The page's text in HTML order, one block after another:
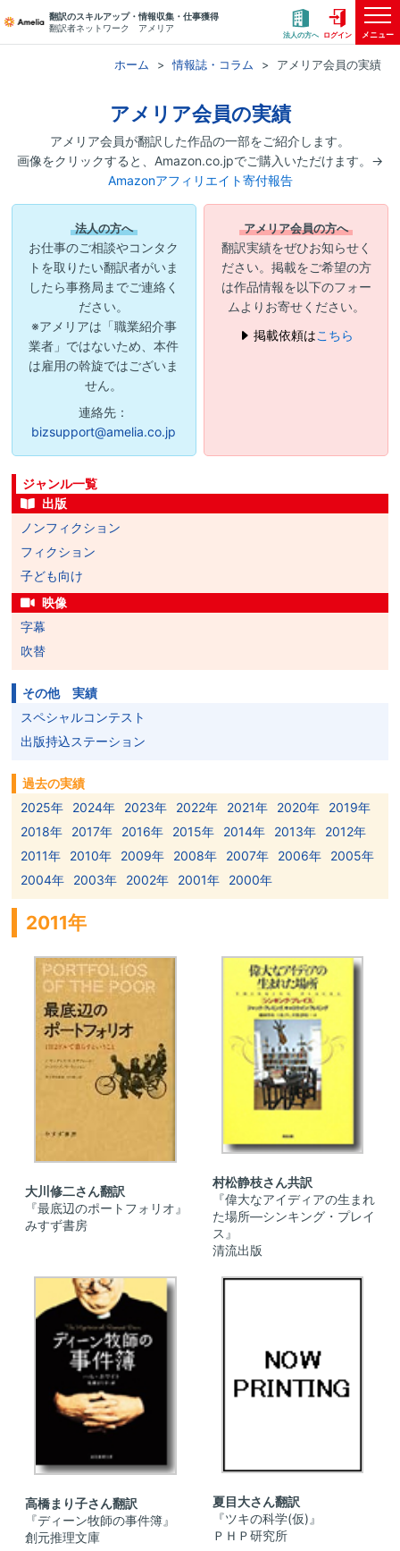
翻訳のスキルアップ・情報収集・仕事獲得
翻訳者ネットワーク アメリア
法人の方へ ログイン メニュー
ホーム 情報誌・コラム アメリア会員の実績
アメリア会員の実績
アメリア会員が翻訳した作品の一部をご紹介します。
画像をクリックすると、Amazon.co.jpでご購入いただけます。→
Amazonアフィリエイト寄付報告
法人の方へ
お仕事のご相談やコンタク
トを取りたい翻訳者がいま
したら事務局までご連絡く
ださい。
※アメリアは「職業紹介事
業者」ではないため、本件
は雇用の斡旋ではございま
せん。
連絡先：
bizsupport@amelia.co.jp
アメリア会員の方へ
翻訳実績をぜひお知らせく
ださい。掲載をご希望の方
は作品情報を以下のフォー
ムよりお寄せください。
掲載依頼はこちら
ジャンル一覧
出版
ノンフィクション
フィクション
子ども向け
映像
字幕
吹替
その他 実績
スペシャルコンテスト
出版持込ステーション
過去の実績
2025年
2024年 2023年 2022年 2021年 2020年
2019年
2018年
2017年 2016年 2015年 2014年 2013年
2012年
2011年
2010年 2009年 2008年 2007年 2006年
2005年
2004年
2003年 2002年 2001年 2000年
2011年
大川修二さん翻訳
『最底辺のポートフォリオ』
みすず書房
村松静枝さん共訳
『偉大なアイディアの生まれ
た場所―シンキング・プレイ
ス』
清流出版
高橋まり子さん翻訳
『ディーン牧師の事件簿』
創元推理文庫
夏目大さん翻訳
『ツキの科学(仮)』
ＰＨＰ研究所